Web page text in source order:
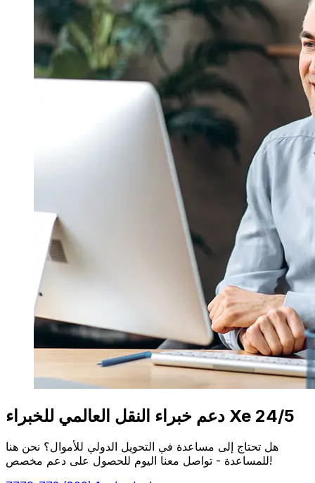
دعم خبراء النقل العالمي للخبراء Xe 24/5
هل تحتاج إلى مساعدة في التحويل الدولي للأموال؟ نحن هنا
للمساعدة - تواصل معنا اليوم للحصول على دعم مخصص!